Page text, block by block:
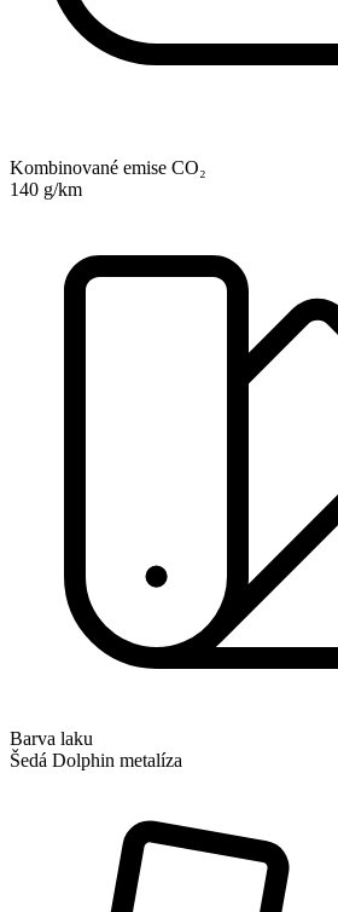
Kombinované emise CO₂
140 g/km
Barva laku
Šedá Dolphin metalíza